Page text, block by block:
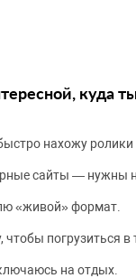
куда
нахожу ролики
сайты — нужны
«живой» формат.
погрузиться в
на отдых.